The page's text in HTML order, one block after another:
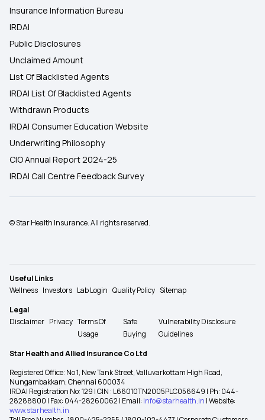
Insurance Information Bureau
IRDAI
Public Disclosures
Unclaimed Amount
List Of Blacklisted Agents
IRDAI List Of Blacklisted Agents
Withdrawn Products
IRDAI Consumer Education Website
Underwriting Philosophy
CIO Annual Report 2024-25
IRDAI Call Centre Feedback Survey
© Star Health Insurance. All rights reserved.
Useful Links
Wellness Investors Lab Login Quality Policy Sitemap
Legal
Disclaimer Privacy Terms Of
Usage
Safe
Buying
Vulnerability Disclosure
Guidelines
Star Health and Allied Insurance Co Ltd
Registered Office: No 1, New Tank Street, Valluvarkottam High Road,
Nungambakkam, Chennai 600034
IRDAI Registration No: 129 | CIN : L66010TN2005PLC056649 | Ph: 044-
28288800 | Fax: 044-28260062 | Email: info@starhealth.in | Website:
www.starhealth.in